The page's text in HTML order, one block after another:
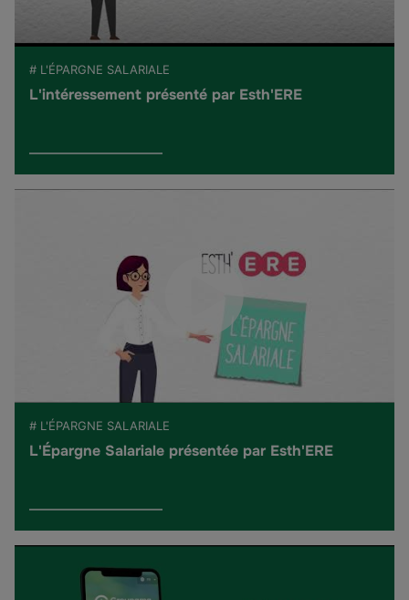
# L'ÉPARGNE SALARIALE
L'intéressement présenté par Esth'ERE
# L'ÉPARGNE SALARIALE
L'Épargne Salariale présentée par Esth'ERE